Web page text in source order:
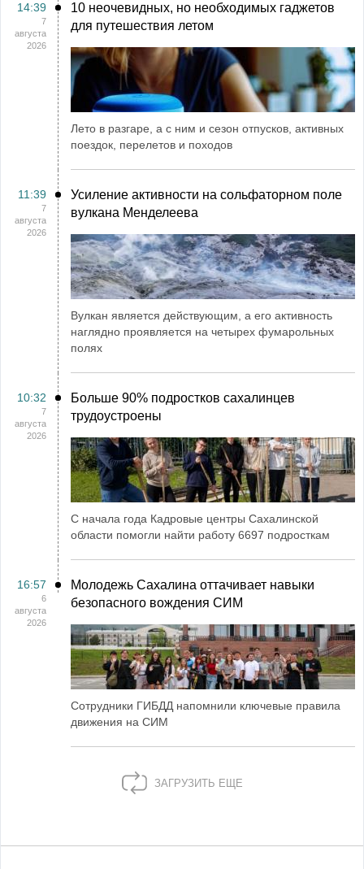
14:39
7
августа
2026
10 неочевидных, но необходимых гаджетов
для путешествия летом
Лето в разгаре, а с ним и сезон отпусков, активных
поездок, перелетов и походов
11:39
7
августа
2026
Усиление активности на сольфаторном поле
вулкана Менделеева
Вулкан является действующим, а его активность
наглядно проявляется на четырех фумарольных
полях
10:32
7
августа
2026
Больше 90% подростков сахалинцев
трудоустроены
С начала года Кадровые центры Сахалинской
области помогли найти работу 6697 подросткам
16:57
6
августа
2026
Молодежь Сахалина оттачивает навыки
безопасного вождения СИМ
Сотрудники ГИБДД напомнили ключевые правила
движения на СИМ
ЗАГРУЗИТЬ ЕЩЕ